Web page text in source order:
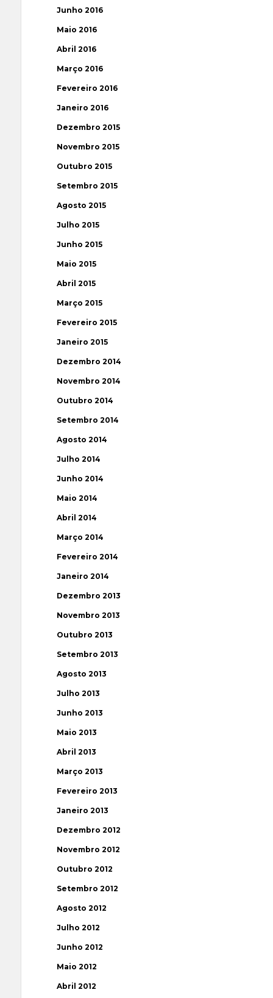
Junho 2016
Maio 2016
Abril 2016
Março 2016
Fevereiro 2016
Janeiro 2016
Dezembro 2015
Novembro 2015
Outubro 2015
Setembro 2015
Agosto 2015
Julho 2015
Junho 2015
Maio 2015
Abril 2015
Março 2015
Fevereiro 2015
Janeiro 2015
Dezembro 2014
Novembro 2014
Outubro 2014
Setembro 2014
Agosto 2014
Julho 2014
Junho 2014
Maio 2014
Abril 2014
Março 2014
Fevereiro 2014
Janeiro 2014
Dezembro 2013
Novembro 2013
Outubro 2013
Setembro 2013
Agosto 2013
Julho 2013
Junho 2013
Maio 2013
Abril 2013
Março 2013
Fevereiro 2013
Janeiro 2013
Dezembro 2012
Novembro 2012
Outubro 2012
Setembro 2012
Agosto 2012
Julho 2012
Junho 2012
Maio 2012
Abril 2012